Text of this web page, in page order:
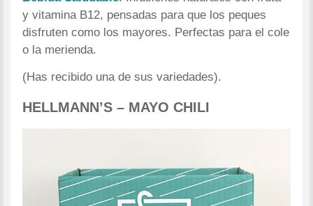
y vitamina B12, pensadas para que los peques
disfruten como los mayores. Perfectas para el cole
o la merienda.
(Has recibido una de sus variedades).
HELLMANN’S – MAYO CHILI